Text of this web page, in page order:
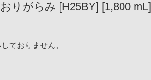
りがらみ [H25BY] [1,800 mL]
ておりません。